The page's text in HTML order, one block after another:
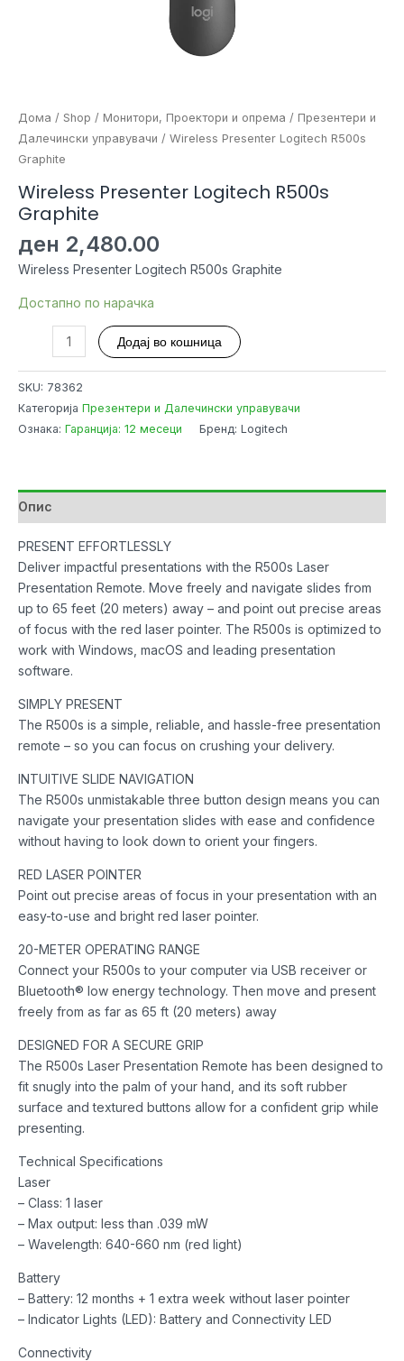
Дома / Shop / Монитори, Проектори и опрема / Презентери и
Далечински управувачи / Wireless Presenter Logitech R500s
Graphite
Wireless Presenter Logitech R500s
Graphite
ден 2,480.00
Wireless Presenter Logitech R500s Graphite
Достапно по нарачка
Wireless
Presenter
Logitech
Graphite
Додај во кошница
SKU: 78362
Категорија Презентери и Далечински управувачи
Ознака: Гаранција: 12 месеци Бренд: Logitech
Опис
PRESENT EFFORTLESSLY
Deliver impactful presentations with the R500s Laser
Presentation Remote. Move freely and navigate slides from
up to 65 feet (20 meters) away – and point out precise areas
of focus with the red laser pointer. The R500s is optimized to
work with Windows, macOS and leading presentation
software.
SIMPLY PRESENT
The R500s is a simple, reliable, and hassle-free presentation
remote – so you can focus on crushing your delivery.
INTUITIVE SLIDE NAVIGATION
The R500s unmistakable three button design means you can
navigate your presentation slides with ease and confidence
without having to look down to orient your fingers.
RED LASER POINTER
Point out precise areas of focus in your presentation with an
easy-to-use and bright red laser pointer.
20-METER OPERATING RANGE
Connect your R500s to your computer via USB receiver or
Bluetooth® low energy technology. Then move and present
freely from as far as 65 ft (20 meters) away
DESIGNED FOR A SECURE GRIP
The R500s Laser Presentation Remote has been designed to
fit snugly into the palm of your hand, and its soft rubber
surface and textured buttons allow for a confident grip while
presenting.
Technical Specifications
Laser
– Class: 1 laser
– Max output: less than .039 mW
– Wavelength: 640-660 nm (red light)
Battery
– Battery: 12 months + 1 extra week without laser pointer
– Indicator Lights (LED): Battery and Connectivity LED
Connectivity